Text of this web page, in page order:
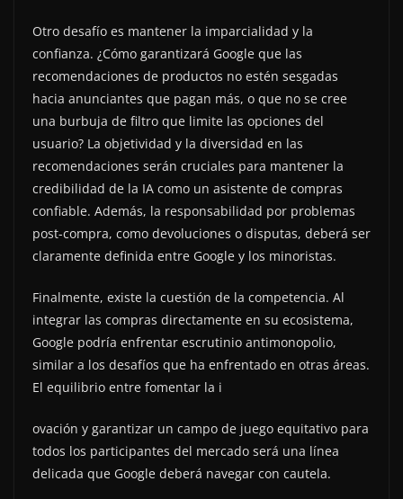
Otro desafío es mantener la imparcialidad y la
confianza. ¿Cómo garantizará Google que las
recomendaciones de productos no estén sesgadas
hacia anunciantes que pagan más, o que no se cree
una burbuja de filtro que limite las opciones del
usuario? La objetividad y la diversidad en las
recomendaciones serán cruciales para mantener la
credibilidad de la IA como un asistente de compras
confiable. Además, la responsabilidad por problemas
post-compra, como devoluciones o disputas, deberá ser
claramente definida entre Google y los minoristas.
Finalmente, existe la cuestión de la competencia. Al
integrar las compras directamente en su ecosistema,
Google podría enfrentar escrutinio antimonopolio,
similar a los desafíos que ha enfrentado en otras áreas.
El equilibrio entre fomentar la i
ovación y garantizar un campo de juego equitativo para
todos los participantes del mercado será una línea
delicada que Google deberá navegar con cautela.